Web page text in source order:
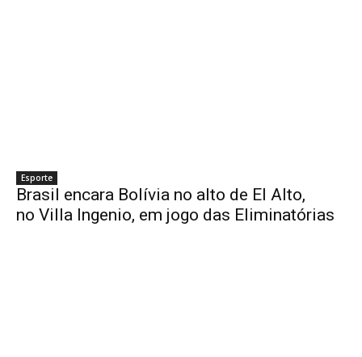
Esporte
Brasil encara Bolívia no alto de El Alto,
no Villa Ingenio, em jogo das Eliminatórias